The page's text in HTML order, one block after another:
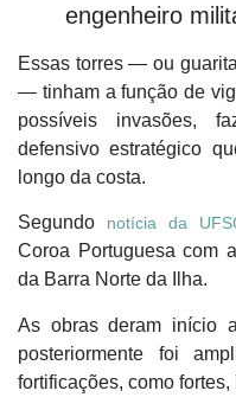
engenheiro
Essas torres — ou
— tinham a função de
possíveis invasões,
defensivo estratégico
longo da costa.
Segundo notícia da
Coroa Portuguesa com
da Barra Norte da Ilha.
As obras deram início
posteriormente foi
fortificações, como